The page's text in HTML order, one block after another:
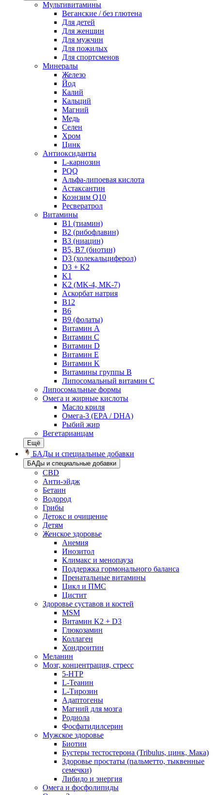
Мультивитамины
Веганские / без глютена
Для детей
Для женщин
Для мужчин
Для пожилых
Для спортсменов
Минералы
Железо
Йод
Калий
Кальций
Магний
Медь
Селен
Хром
Цинк
Антиоксиданты
L-карнозин
PQQ
Альфа-липоевая кислота
Астаксантин
Коэнзим Q10
Ресвератрол
Витамины
B1 (тиамин)
B2 (рибофлавин)
B3 (ниацин)
B5, B7 (биотин)
D3 (холекальциферол)
D3 + K2
K1
K2 (MK-4, MK-7)
Аскорбат натрия
В12
В6
В9 (фолаты)
Витамин A
Витамин C
Витамин D
Витамин E
Витамин K
Витамины группы B
Липосомальный витамин C
Липосомальные формы
Омега и жирные кислоты
Масло криля
Омега-3 (EPA / DHA)
Рыбий жир
Вегетарианцам
Ещё
БАДы и специальные добавки
БАДы и специальные добавки
CBD
Анти-эйдж
Бетаин
Водород
Грибы
Детокс и очищение
Детям
Женское здоровье
Анемия
Инозитол
Климакс и менопауза
Поддержка гормонального баланса
Пренатальные витамины
Цикл и ПМС
Цистит
Здоровье суставов и костей
MSM
Витамин K2 + D3
Глюкозамин
Коллаген
Хондроитин
Меланин
Мозг, концентрация, стресс
5-HTP
L-Теанин
L-Тирозин
Адаптогены
Магний для мозга
Родиола
Фосфатидилсерин
Мужское здоровье
Биотин
Бустеры тестостерона (Tribulus, цинк, Мака)
Здоровье простаты (пальметто, тыквенные
семечки)
Либидо и энергия
Омега и фосфолипиды